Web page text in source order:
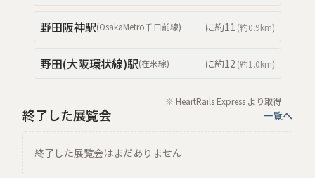
野田阪神駅(OsakaMetro千日前線) に約11 (約0.9km)
野田(大阪環状線)駅(在来線) に約12 (約1.0km)
※ HeartRails Express より取得
終了した展覧会 一覧へ
終了した展覧会はまだありません